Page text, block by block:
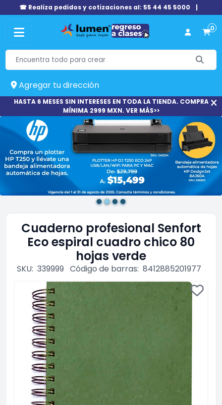
☎ Realiza pedidos y cotizaciones al: 55 44 45 5000 |
0
Agregar tu dirección
HASTA 6 MESES SIN INTERESES EN TODA LA TIENDA. COMPRA
MÍNIMA 2999 MXN. VER MÁS>>
Cuaderno profesional Senfort
Eco espiral cuadro chico 80
hojas verde
SKU: 339999 Código de barras: 8412885201977